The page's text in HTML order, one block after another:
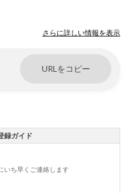
さらに詳しい情報を表示
URLをコピー
録ガイド
いち早くご連絡します